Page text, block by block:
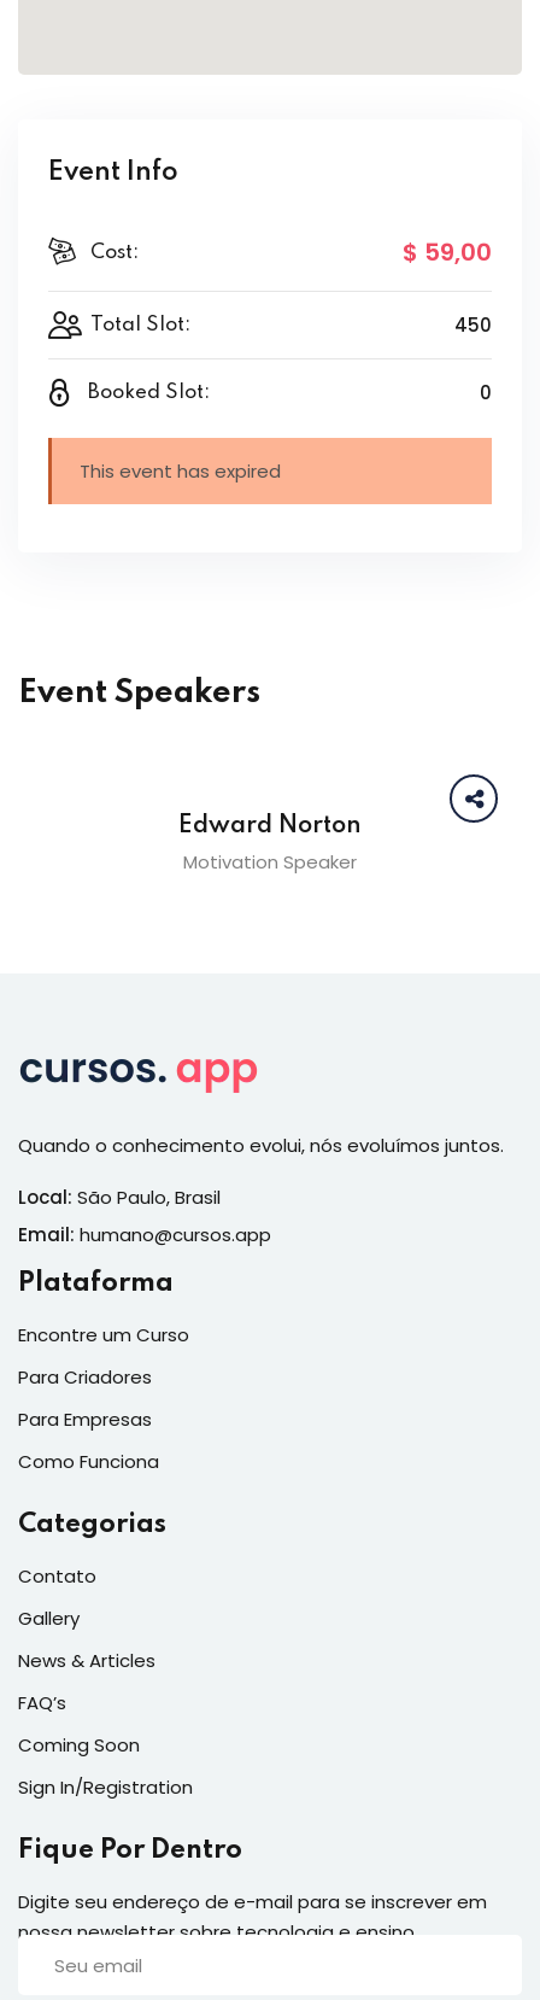
Event Info
Cost: $ 59,00
Total Slot: 450
Booked Slot: 0
This event has expired
Event Speakers
Edward Norton
Motivation Speaker
Quando o conhecimento evolui, nós evoluímos juntos.
Local: São Paulo, Brasil
Email: humano@cursos.app
Plataforma
Encontre um Curso
Para Criadores
Para Empresas
Como Funciona
Categorias
Contato
Gallery
News & Articles
FAQ’s
Coming Soon
Sign In/Registration
Fique Por Dentro
Digite seu endereço de e-mail para se inscrever em
nossa newsletter sobre tecnologia e ensino